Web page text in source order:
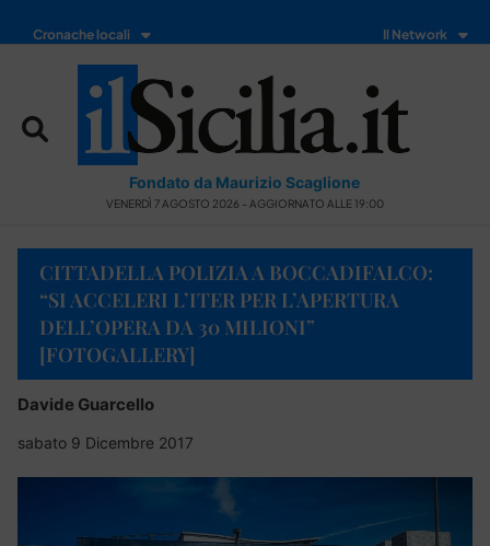
Cronache locali Il Network
Fondato da Maurizio Scaglione
VENERDÌ 7 AGOSTO 2026 - AGGIORNATO ALLE 19:00
CITTADELLA POLIZIA A BOCCADIFALCO:
“SI ACCELERI L’ITER PER L’APERTURA
DELL’OPERA DA 30 MILIONI”
[FOTOGALLERY]
Davide Guarcello
sabato 9 Dicembre 2017